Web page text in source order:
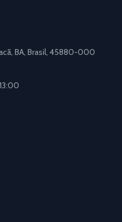
BA, Brasil, 45880-000